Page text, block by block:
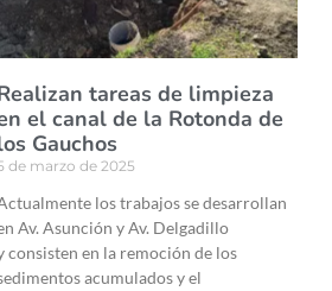
tareas de limpieza
el canal de la Rotonda de
Gauchos
de marzo de 2025
los trabajos se desarrollan
Av. Asunción y Av. Delgadillo
consisten en la remoción de los
acumulados y el